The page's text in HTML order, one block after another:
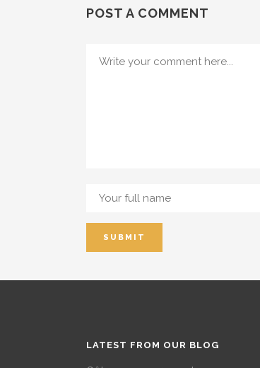
POST A COMMENT
LATEST FROM OUR BLOG